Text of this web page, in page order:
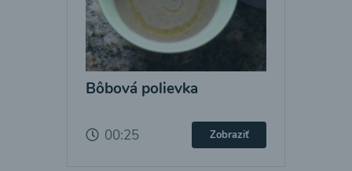
Bôbová polievka
00:25 Zobraziť